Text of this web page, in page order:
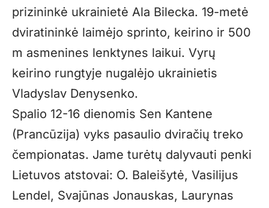
prizininkė ukrainietė Ala Bilecka. 19-metė
dviratininkė laimėjo sprinto, keirino ir 500
m asmenines lenktynes laikui. Vyrų
keirino rungtyje nugalėjo ukrainietis
Vladyslav Denysenko.
Spalio 12-16 dienomis Sen Kantene
(Prancūzija) vyks pasaulio dviračių treko
čempionatas. Jame turėtų dalyvauti penki
Lietuvos atstovai: O. Baleišytė, Vasilijus
Lendel, Svajūnas Jonauskas, Laurynas